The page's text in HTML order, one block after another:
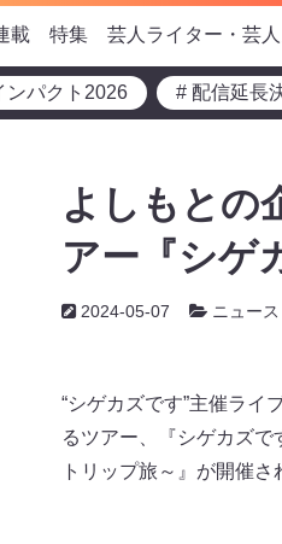
載 特集 芸人ライター・芸
ンパクト2026 # 配信延長
よしもとの
アー『シゲ
2024-05-07 ニュース
“シゲカズです”主催ライ
るツアー、『シゲカズ
トリップ旅～』が開催さ